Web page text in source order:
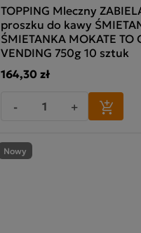
TOPPING Mleczny
proszku do kawy
ŚMIETANKA MOKATE TO
VENDING 750g 10 sztuk
164,30 zł
-
+
Nowy